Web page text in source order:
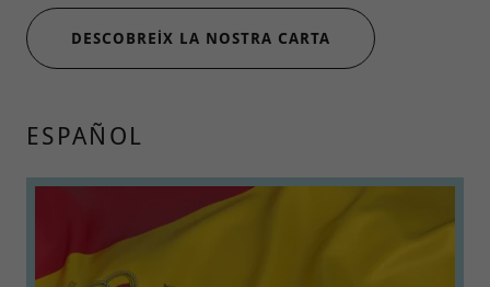
DESCOBREIX LA NOSTRA CARTA
ESPAÑOL